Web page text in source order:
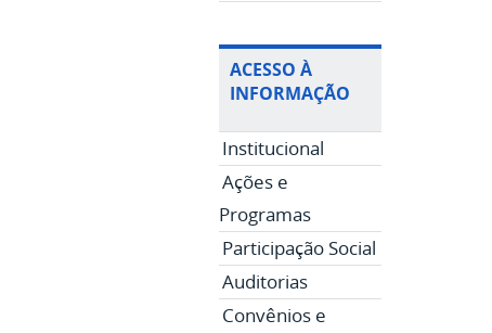
ACESSO À
INFORMAÇÃO
Institucional
Ações e
Programas
Participação Social
Auditorias
Convênios e